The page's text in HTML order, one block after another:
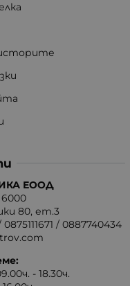
ЕООД
80, ет.3
0875111671 / 0887740434
- 18.30ч.